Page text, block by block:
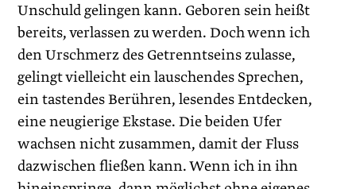
Unschuld gelingen kann. Geboren sein heißt
bereits, verlassen zu werden. Doch wenn ich
den Urschmerz des Getrenntseins zulasse,
gelingt vielleicht ein lauschendes Sprechen,
ein tastendes ­Berühren, lesendes Entdecken,
eine neugierige Ekstase. Die beiden Ufer
wachsen nicht zusammen, damit der Fluss
dazwischen fließen kann. Wenn ich in ihn